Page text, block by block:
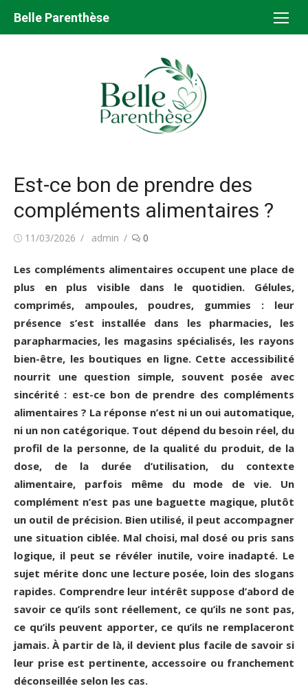
Belle Parenthèse
Est-ce bon de prendre des
compléments alimentaires ?
Publié11/03/2026 Auteur/autrice
admin 0
Les compléments alimentaires occupent une place de
plus en plus visible dans le quotidien. Gélules,
comprimés, ampoules, poudres, gummies : leur
présence s’est installée dans les pharmacies, les
parapharmacies, les magasins spécialisés, les rayons
bien-être, les boutiques en ligne. Cette accessibilité
nourrit une question simple, souvent posée avec
sincérité : est-ce bon de prendre des compléments
alimentaires ? La réponse n’est ni un oui automatique,
ni un non catégorique. Tout dépend du besoin réel, du
profil de la personne, de la qualité du produit, de la
dose, de la durée d’utilisation, du contexte
alimentaire, parfois même du mode de vie. Un
complément n’est pas une baguette magique, plutôt
un outil de précision. Bien utilisé, il peut accompagner
une situation ciblée. Mal choisi, mal dosé ou pris sans
logique, il peut se révéler inutile, voire inadapté. Le
sujet mérite donc une lecture posée, loin des slogans
rapides. Comprendre leur intérêt suppose d’abord de
savoir ce qu’ils sont réellement, ce qu’ils ne sont pas,
ce qu’ils peuvent apporter, ce qu’ils ne remplaceront
jamais. À partir de là, il devient plus facile de savoir si
leur prise est pertinente, accessoire ou franchement
déconseillée selon les cas.